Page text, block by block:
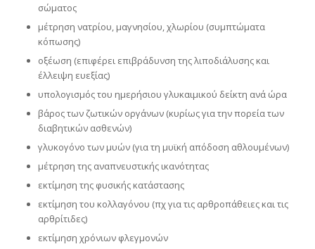
σώματος
μέτρηση νατρίου, μαγνησίου, χλωρίου (συμπτώματα
κόπωσης)
οξέωση (επιφέρει επιβράδυνση της λιποδιάλυσης και
έλλειψη ευεξίας)
υπολογισμός του ημερήσιου γλυκαιμικού δείκτη ανά ώρα
βάρος των ζωτικών οργάνων (κυρίως για την πορεία των
διαβητικών ασθενών)
γλυκογόνο των μυών (για τη μυϊκή απόδοση αθλουμένων)
μέτρηση της αναπνευστικής ικανότητας
εκτίμηση της φυσικής κατάστασης
εκτίμηση του κολλαγόνου (πχ για τις αρθροπάθειες και τις
αρθρίτιδες)
εκτίμηση χρόνιων φλεγμονών